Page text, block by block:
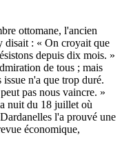
ottomane, l'ancien
disait : « On croyait que
depuis dix mois. »
de tous ; mais
issue n'a que trop duré.
pas nous vaincre. »
nuit du 18 juillet où
l'a prouvé une
économique,